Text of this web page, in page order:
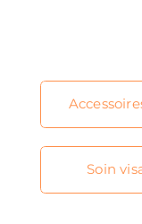
Soin